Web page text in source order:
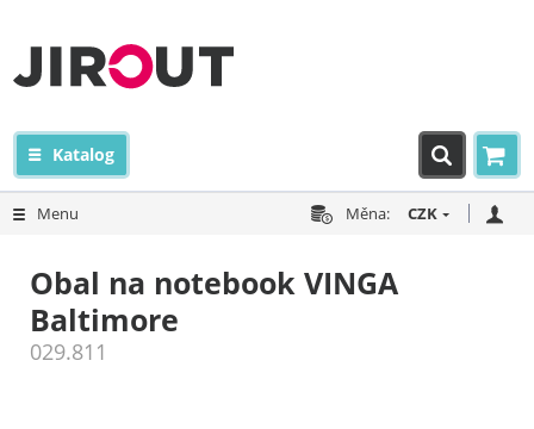
Katalog
Menu Měna: CZK
Obal na notebook VINGA
Baltimore
029.811